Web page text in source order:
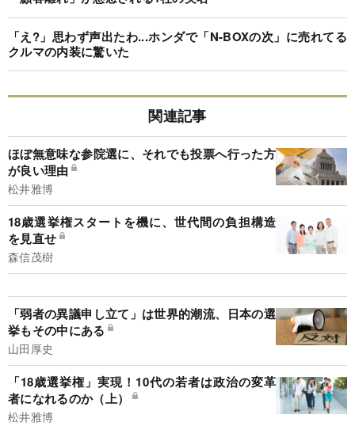
「え?」思わず声出たわ...ホンダで「N-BOXの次」に売れてる
クルマの内装に驚いた
関連記事
ほぼ無意味な参院選に、それでも投票へ行った方
が良い理由
松井雅博
18歳選挙権スタートを機に、世代間の負担構造
を見直せ
森信茂樹
「弱者の異議申し立て」は世界的潮流、日本の選
挙もその中にある
山田厚史
「18歳選挙権」実現！10代の若者は政治の変革
者になれるのか（上）
松井雅博